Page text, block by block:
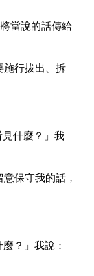
當說的話傳給
施行拔出、拆
什麼？」我
保守我的話，
？」我說：